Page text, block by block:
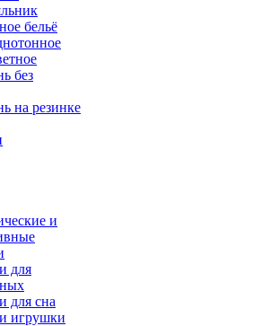
бельё
без
на резинке
и
для
для сна
игрушки